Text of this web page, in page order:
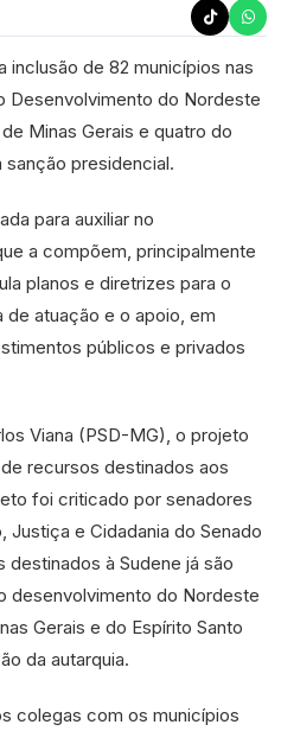
inclusão de 82 municípios nas
Desenvolvimento do Nordeste
Minas Gerais e quatro do
sanção presidencial.
para auxiliar no
a compõem, principalmente
planos e diretrizes para o
atuação e o apoio, em
públicos e privados
Viana (PSD-MG), o projeto
recursos destinados aos
foi criticado por senadores
Justiça e Cidadania do Senado
à Sudene já são
desenvolvimento do Nordeste
Gerais e do Espírito Santo
da autarquia.
colegas com os municípios